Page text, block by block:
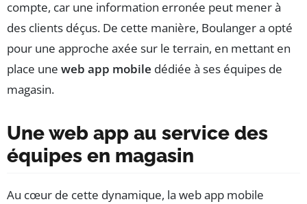
compte, car une information erronée peut mener à
des clients déçus. De cette manière, Boulanger a opté
pour une approche axée sur le terrain, en mettant en
place une web app mobile dédiée à ses équipes de
magasin.
Une web app au service des
équipes en magasin
Au cœur de cette dynamique, la web app mobile